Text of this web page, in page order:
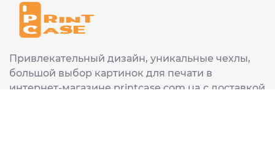
Привлекательный дизайн, уникальные чехлы,
большой выбор картинок для печати в
интернет-магазине printcase.com.ua с доставкой